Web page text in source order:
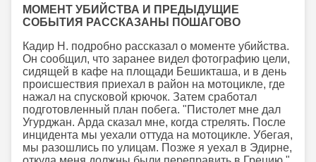
МОМЕНТ УБИЙСТВА И ПРЕДЫДУЩИЕ
СОБЫТИЯ РАССКАЗАНЫ ПОШАГОВО
Кадир Н. подробно рассказал о моменте убийства.
Он сообщил, что заранее видел фотографию цели,
сидящей в кафе на площади Бешикташа, и в день
происшествия приехал в район на мотоцикле, где
нажал на спусковой крючок. Затем сработал
подготовленный план побега. "Пистолет мне дал
Угурджан. Арда сказал мне, когда стрелять. После
инцидента мы уехали оттуда на мотоцикле. Убегая,
мы разошлись по улицам. Позже я уехал в Эдирне,